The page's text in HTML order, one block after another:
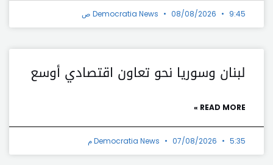
Democratia News 08/08/2026 9:45 ص
لبنان وسوريا نحو تعاون اقتصادي أوسع
READ MORE »
Democratia News 07/08/2026 5:35 م